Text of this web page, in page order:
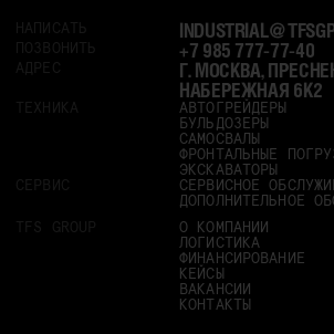
+7 985 777-77-40
Г. МОСКВА,
НАБЕРЕЖНАЯ 6К2
АВТОГРЕЙДЕРЫ
БУЛЬДОЗЕРЫ
САМОСВАЛЫ
ФРОНТАЛЬНЫЕ
ЭКСКАВАТОРЫ
СЕРВИСНОЕ
ДОПОЛНИТЕЛЬНОЕ
О КОМПАНИИ
ЛОГИСТИКА
ФИНАНСИРОВАНИЕ
КЕЙСЫ
ВАКАНСИИ
КОНТАКТЫ